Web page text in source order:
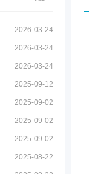
2026-03-24
2026-03-24
2026-03-24
2025-09-12
2025-09-02
2025-09-02
2025-09-02
2025-08-22